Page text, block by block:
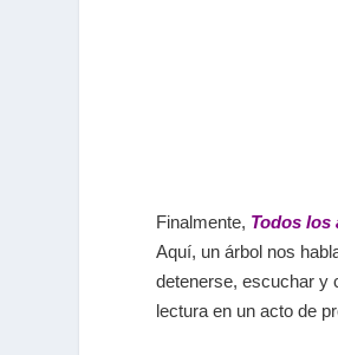
Finalmente, Todos los
Aquí, un árbol nos
detenerse, escuchar y
lectura en un acto de